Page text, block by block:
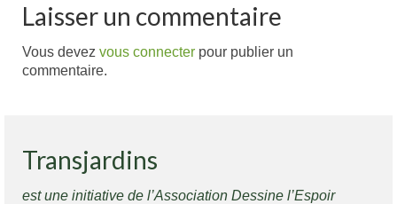
Laisser un commentaire
Vous devez vous connecter pour publier un
commentaire.
Transjardins
est une initiative de l’Association Dessine l’Espoir